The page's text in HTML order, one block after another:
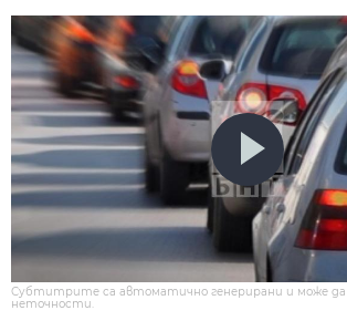
Субтитрите са автоматично генерирани и може
неточности.